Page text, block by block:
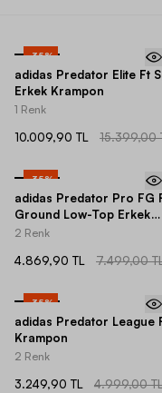
-35%
adidas Predator Elite Ft
Erkek Krampon
1 Renk
10.009,90 TL 15.399,00
-35%
adidas Predator Pro FG
Ground Low-Top Erkek
Krampon
2 Renk
4.869,90 TL 7.499,00
-35%
adidas Predator League
Krampon
2 Renk
3.249,90 TL 4.999,00